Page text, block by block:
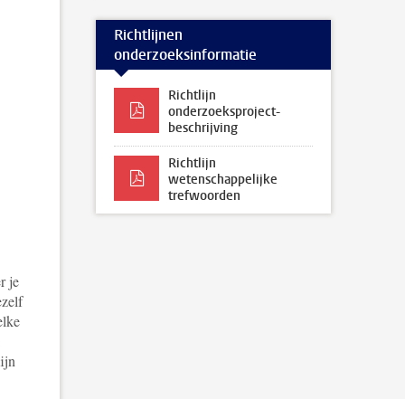
je
Richtlijnen
onderzoeksinformatie
Richtlijn
onderzoeksproject-
beschrijving
Richtlijn
wetenschappelijke
trefwoorden